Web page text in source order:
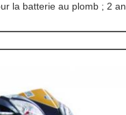
la batterie au plomb ; 2